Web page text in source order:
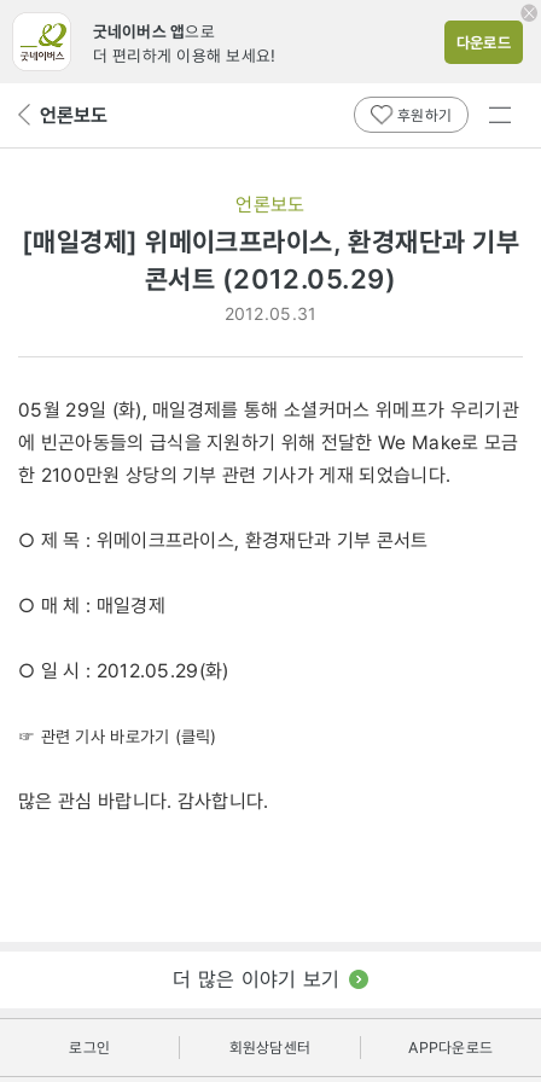
굿네이버스 앱으로
더 편리하게 이용해 보세요!
다운로드
뒤 언론보도 후원하기
전체
언론보도
[매일경제] 위메이크프라이스, 환경재단과 기부
콘서트 (2012.05.29)
2012.05.31
05월 29일 (화), 매일경제를 통해 소셜커머스 위메프가 우리기관
에 빈곤아동들의 급식을 지원하기 위해 전달한 We Make로 모금
한 2100만원 상당의 기부 관련 기사가 게재 되었습니다.
○ 제 목 : 위메이크프라이스, 환경재단과 기부 콘서트
○ 매 체 : 매일경제
○ 일 시 : 2012.05.29(화)
☞ 관련 기사 바로가기 (클릭)
많은 관심 바랍니다. 감사합니다.
더 많은 이야기 보기
로그인 회원상담센터 APP다운로드